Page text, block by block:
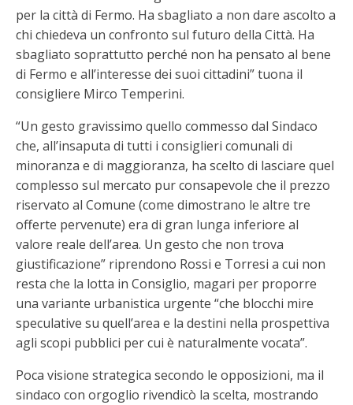
per la città di Fermo. Ha sbagliato a non dare ascolto a
chi chiedeva un confronto sul futuro della Città. Ha
sbagliato soprattutto perché non ha pensato al bene
di Fermo e all’interesse dei suoi cittadini” tuona il
consigliere Mirco Temperini.
“Un gesto gravissimo quello commesso dal Sindaco
che, all’insaputa di tutti i consiglieri comunali di
minoranza e di maggioranza, ha scelto di lasciare quel
complesso sul mercato pur consapevole che il prezzo
riservato al Comune (come dimostrano le altre tre
offerte pervenute) era di gran lunga inferiore al
valore reale dell’area. Un gesto che non trova
giustificazione” riprendono Rossi e Torresi a cui non
resta che la lotta in Consiglio, magari per proporre
una variante urbanistica urgente “che blocchi mire
speculative su quell’area e la destini nella prospettiva
agli scopi pubblici per cui è naturalmente vocata”.
Poca visione strategica secondo le opposizioni, ma il
sindaco con orgoglio rivendicò la scelta, mostrando